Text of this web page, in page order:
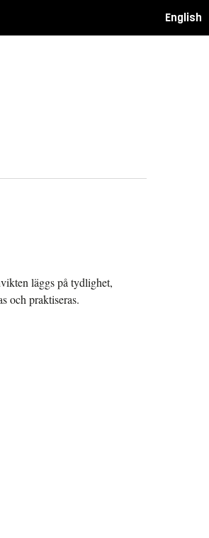
English
läggs på tydlighet,
och praktiseras.